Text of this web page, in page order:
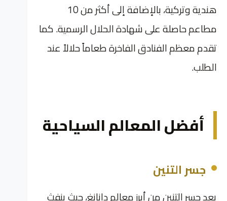
هندية وتركية، بالإضافة إلى أكثر من 10
مطاعم حاصلة على شهادة الحلال الرسمية. كما
تقدم معظم الفنادق الفاخرة طعاماً حلالاً عند
الطلب.
أفضل المعالم السياحية
جسر التنين
يعد جسر التنين من أبرز معالم دانانغ، حيث ينفث